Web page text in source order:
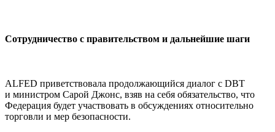
Сотрудничество с правительством и дальнейшие шаги
ALFED приветствовала продолжающийся диалог с DBT
и министром Сарой Джонс, взяв на себя обязательство, что
Федерация будет участвовать в обсуждениях относительно
торговли и мер безопасности.